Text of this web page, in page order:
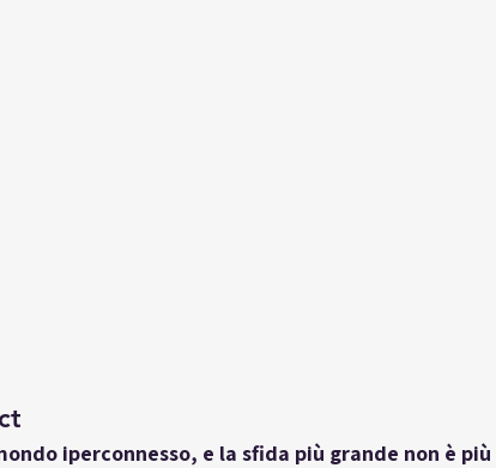
iperconnesso, e la sfida più grande non è